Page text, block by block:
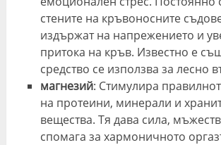
стените на кръвоносните
издържат на напрежението и
притока на кръв. Известно е
средство се използва за лесно
магнезий: Стимулира
на протеини, минерали и
вещества. Тя дава сила,
спомага за хармоничното